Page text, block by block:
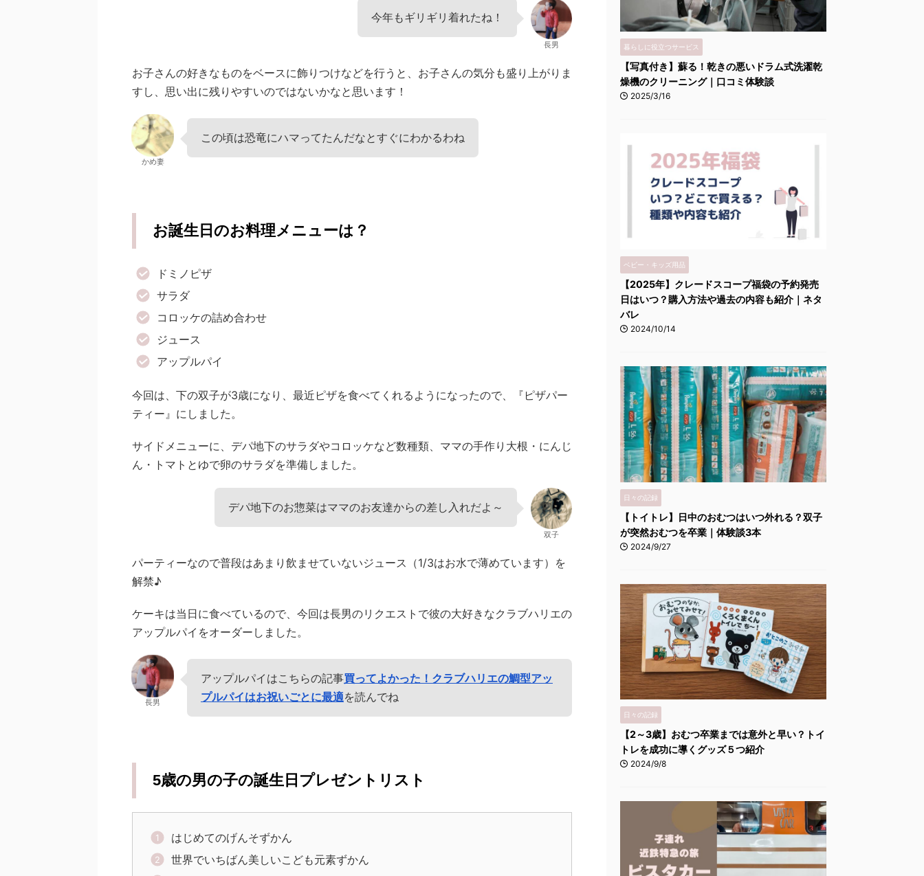
今年もギリギリ着れたね！
長男
お子さんの好きなものをベースに飾りつけなどを行うと、お子さんの気分も盛り上がりま
すし、思い出に残りやすいのではないかなと思います！
かめ妻
この頃は恐竜にハマってたんだなとすぐにわかるわね
お誕生日のお料理メニューは？
ドミノピザ
サラダ
コロッケの詰め合わせ
ジュース
アップルパイ
今回は、下の双子が3歳になり、最近ピザを食べてくれるようになったので、『ピザパー
ティー』にしました。
サイドメニューに、デパ地下のサラダやコロッケなど数種類、ママの手作り大根・にんじ
ん・トマトとゆで卵のサラダを準備しました。
デパ地下のお惣菜はママのお友達からの差し入れだよ～
双子
パーティーなので普段はあまり飲ませていないジュース（1/3はお水で薄めています）を
解禁♪
ケーキは当日に食べているので、今回は長男のリクエストで彼の大好きなクラブハリエの
アップルパイをオーダーしました。
長男
アップルパイはこちらの記事買ってよかった！クラブハリエの鯛型アッ
プルパイはお祝いごとに最適を読んでね
5歳の男の子の誕生日プレゼントリスト
はじめてのげんそずかん
世界でいちばん美しいこども元素ずかん
暮らしに役立つサービス
【写真付き】蘇る！乾きの悪いドラム式洗濯乾
燥機のクリーニング｜口コミ体験談
2025/3/16
ベビー・キッズ用品
【2025年】クレードスコープ福袋の予約発売
日はいつ？購入方法や過去の内容も紹介｜ネタ
バレ
2024/10/14
日々の記録
【トイトレ】日中のおむつはいつ外れる？双子
が突然おむつを卒業｜体験談3本
2024/9/27
日々の記録
【2～3歳】おむつ卒業までは意外と早い？トイ
トレを成功に導くグッズ５つ紹介
2024/9/8